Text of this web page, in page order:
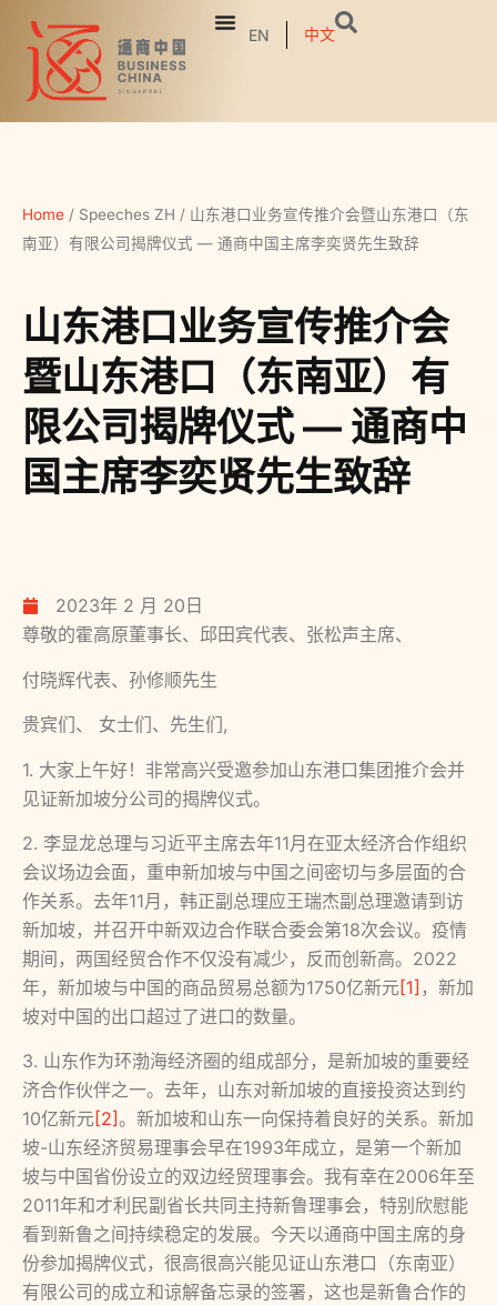
EN 中文
Home / Speeches ZH / 山东港口业务宣传推介会暨山东港口（东
南亚）有限公司揭牌仪式 — 通商中国主席李奕贤先生致辞
山东港口业务宣传推介会
暨山东港口（东南亚）有
限公司揭牌仪式 — 通商中
国主席李奕贤先生致辞
2023年 2 月 20日
尊敬的霍高原董事长、邱田宾代表、张松声主席、
付晓辉代表、孙修顺先生
贵宾们、 女士们、先生们,
1. 大家上午好！非常高兴受邀参加山东港口集团推介会并
见证新加坡分公司的揭牌仪式。
2. 李显龙总理与习近平主席去年11月在亚太经济合作组织
会议场边会面，重申新加坡与中国之间密切与多层面的合
作关系。去年11月，韩正副总理应王瑞杰副总理邀请到访
新加坡，并召开中新双边合作联合委会第18次会议。疫情
期间，两国经贸合作不仅没有减少，反而创新高。2022
年，新加坡与中国的商品贸易总额为1750亿新元[1] ，新加
坡对中国的出口超过了进口的数量。
3. 山东作为环渤海经济圈的组成部分，是新加坡的重要经
济合作伙伴之一。去年，山东对新加坡的直接投资达到约
10亿新元[2]。新加坡和山东一向保持着良好的关系。新加
坡-山东经济贸易理事会早在1993年成立，是第一个新加
坡与中国省份设立的双边经贸理事会。我有幸在2006年至
2011年和才利民副省长共同主持新鲁理事会，特别欣慰能
看到新鲁之间持续稳定的发展。今天以通商中国主席的身
份参加揭牌仪式，很高很高兴能见证山东港口（东南亚）
有限公司的成立和谅解备忘录的签署，这也是新鲁合作的